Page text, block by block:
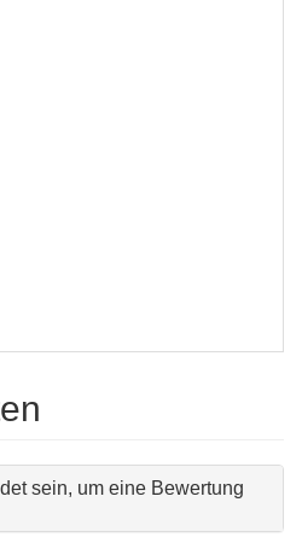
sein, um eine Bewertung